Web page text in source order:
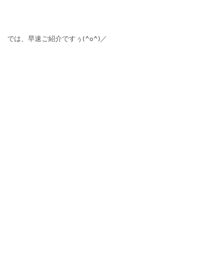
では、早速ご紹介ですぅ(^o^)／